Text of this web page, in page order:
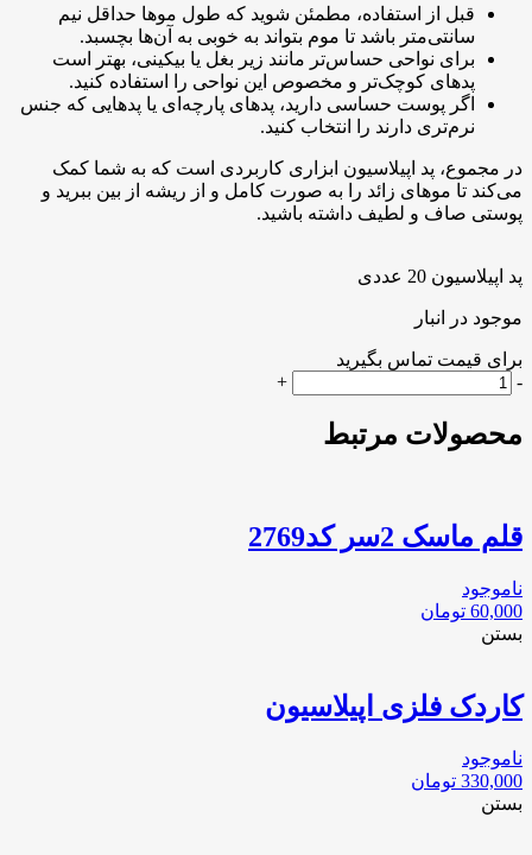
قبل از استفاده، مطمئن شوید که طول موها حداقل نیم
سانتی‌متر باشد تا موم بتواند به خوبی به آن‌ها بچسبد.
برای نواحی حساس‌تر مانند زیر بغل یا بیکینی، بهتر است
پدهای کوچک‌تر و مخصوص این نواحی را استفاده کنید.
اگر پوست حساسی دارید، پدهای پارچه‌ای یا پدهایی که جنس
نرم‌تری دارند را انتخاب کنید.
در مجموع، پد اپیلاسیون ابزاری کاربردی است که به شما کمک
می‌کند تا موهای زائد را به صورت کامل و از ریشه از بین ببرید و
پوستی صاف و لطیف داشته باشید.
پد اپیلاسیون 20 عددی
موجود در انبار
برای قیمت تماس بگیرید
پد
عددی
-
+
محصولات مرتبط
قلم ماسک 2سر کد2769
ناموجود
60,000 تومان
بستن
کاردک فلزی اپیلاسیون
ناموجود
330,000 تومان
بستن